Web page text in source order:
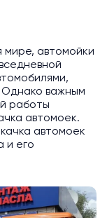
автомойки
Однако важным
работы
автомоек.
автомоек
и его